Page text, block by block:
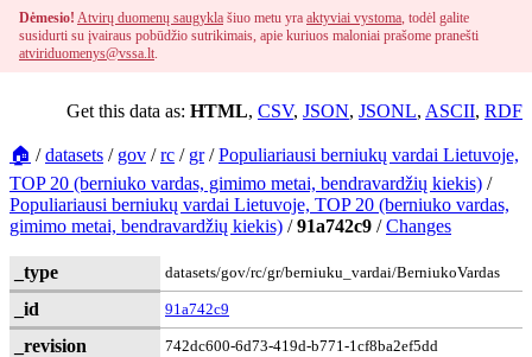
Dėmesio! Atvirų duomenų saugykla šiuo metu yra aktyviai vystoma, todėl galite
susidurti su įvairaus pobūdžio sutrikimais, apie kuriuos maloniai prašome pranešti
atviriduomenys@vssa.lt.
Get this data as: HTML, CSV, JSON, JSONL, ASCII, RDF
🏠 /datasets / gov /rc / gr/Populiariausi berniukų vardai Lietuvoje,
TOP 20 (berniuko vardas, gimimo metai, bendravardžių kiekis) /
Populiariausi berniukų vardai Lietuvoje, TOP 20 (berniuko vardas,
gimimo metai, bendravardžių kiekis) /91a742c9 /Changes
_type datasets/gov/rc/gr/berniuku_vardai/BerniukoVardas
_id 91a742c9
_revision 742dc600-6d73-419d-b771-1cf8ba2ef5dd